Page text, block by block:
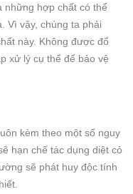
những hợp chất có thể
Vì vậy, chúng ta phải
này. Không được đổ
xử lý cụ thể để bảo vệ
kèm theo một số nguy
hạn chế tác dụng diệt cỏ
sẽ phát huy độc tính